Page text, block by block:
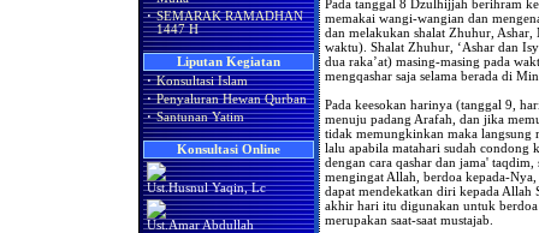
· SEMARAK RAMADHAN
1447 H
Liputan Kegiatan
· Konsultasi Islam
· Penyaluran Hewan Qurban
· Santunan Yatim
Konsultasi Online
Ust.Husnul Yaqin, Lc
Ust.Amar Abdullah
Pada tanggal 8 Dzulhijjah berihram
memakai wangi-wangian dan
dan melakukan shalat Zhuhur, Ashar,
waktu). Shalat Zhuhur, ‘Ashar dan
dua raka’at) masing-masing pada
mengqashar saja selama berada di
Pada keesokan harinya (tanggal 9,
menuju padang Arafah, dan jika
tidak memungkinkan maka langsung
lalu apabila matahari sudah condong
dengan cara qashar dan jama'
mengingat Allah, berdoa kepada-
dapat mendekatkan diri kepada Allah
akhir hari itu digunakan untuk berdoa
merupakan saat-saat mustajab.